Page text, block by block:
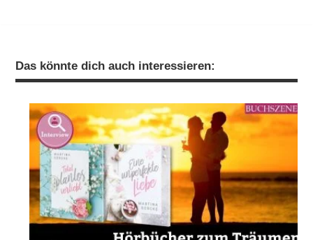
Das könnte dich auch interessieren: